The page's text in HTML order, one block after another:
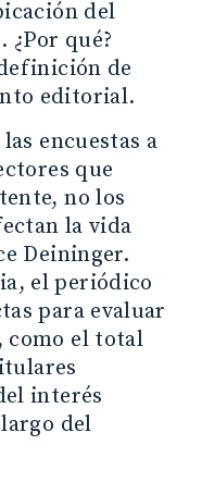
del
qué?
de
editorial.
encuestas a
que
no los
la vida
Deininger.
el periódico
para evaluar
como el total
interés
del